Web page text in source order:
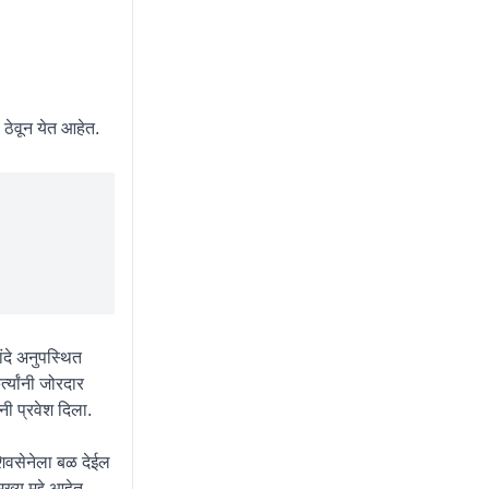
ठेवून येत आहेत.
अनुपस्थित
जोरदार
प्रवेश दिला.
बळ देईल